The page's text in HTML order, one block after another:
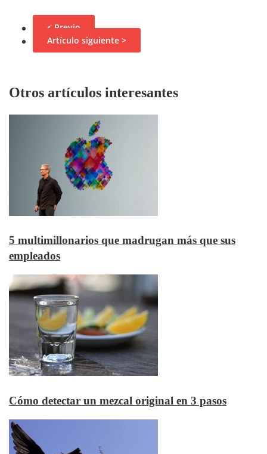
< Previo
Artículo siguiente >
Otros artículos interesantes
5 multimillonarios que madrugan más que sus
empleados
Cómo detectar un mezcal original en 3 pasos